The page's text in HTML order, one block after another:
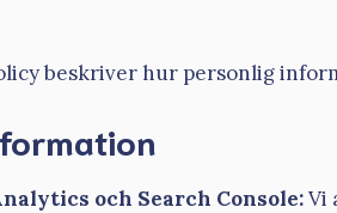
beskriver hur personlig
och Search Console:Vi